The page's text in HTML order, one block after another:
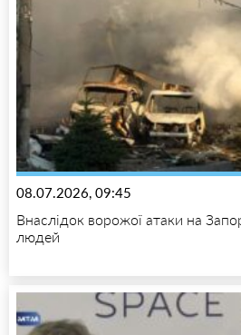
08.07.2026, 09:45
Внаслідок ворожої атаки на
людей